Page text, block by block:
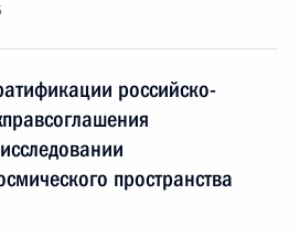
российско-
пространства